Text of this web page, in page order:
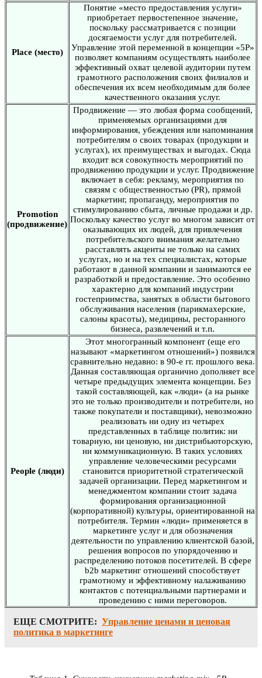
Place (место)
Понятие «место предоставления услуги»
приобретает первостепенное значение,
поскольку рассматривается с позиции
досягаемости услуг для потребителей.
Управление этой переменной в концепции «5Р»
позволяет компаниям осуществлять наиболее
эффективный охват целевой аудитории путем
грамотного расположения своих филиалов и
обеспечения их всем необходимым для более
качественного оказания услуг.
Promotion
(продвижение)
Продвижение — это любая форма сообщений,
применяемых организациями для
информирования, убеждения или напоминания
потребителям о своих товарах (продукции и
услугах), их преимуществах и выгодах. Сюда
входит вся совокупность мероприятий по
продвижению продукции и услуг. Продвижение
включает в себя: рекламу, мероприятия по
связям с общественностью (PR), прямой
маркетинг, пропаганду, мероприятия по
стимулированию сбыта, личные продажи и др.
Поскольку качество услуг во многом зависит от
оказывающих их людей, для привлечения
потребительского внимания желательно
расставлять акценты не только на самих
услугах, но и на тех специалистах, которые
работают в данной компании и занимаются ее
разработкой и предоставление. Это особенно
характерно для компаний индустрии
гостеприимства, занятых в области бытового
обслуживания населения (парикмахерские,
салоны красоты), медицины, ресторанного
бизнеса, развлечений и т.п.
People (люди)
Этот многогранный компонент (еще его
называют «маркетингом отношений») появился
сравнительно недавно: в 90-е гг. прошлого века.
Данная составляющая органично дополняет все
четыре предыдущих элемента концепции. Без
такой составляющей, как «люди» (а на рынке
это не только производители и потребители, но
также покупатели и поставщики), невозможно
реализовать ни одну из четырех
представленных в таблице политик: ни
товарную, ни ценовую, ни дистрибьюторскую,
ни коммуникационную. В таких условиях
управление человеческими ресурсами
становится приоритетной стратегической
задачей организации. Перед маркетингом и
менеджментом компании стоит задача
формирования организационной
(корпоративной) культуры, ориентированной на
потребителя. Термин «люди» применяется в
маркетинге услуг и для обозначения
деятельности по управлению клиентской базой,
решения вопросов по упорядочению и
распределению потоков посетителей. В сфере
b2b маркетинг отношений способствует
грамотному и эффективному налаживанию
контактов с потенциальными партнерами и
проведению с ними переговоров.
ЕЩЕ СМОТРИТЕ: Управление ценами и ценовая
политика в маркетинге